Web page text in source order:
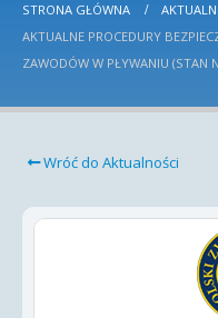
STRONA GŁÓWNA
AKTUALNE PROCEDURY
ZAWODÓW W PŁYWANIU (STAN
Wróć do Aktualności